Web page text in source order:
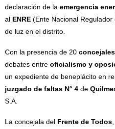
declaración de la emergencia
al ENRE (Ente Nacional
de luz en el distrito.
Con la presencia de 20 concejales
debates entre oficialismo y
un expediente de beneplácito en
juzgado de faltas N° 4 de
S.A.
La concejala del Frente de Todos